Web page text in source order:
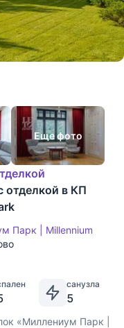
Еще фото
в КП
Парк | Millennium
санузла
5
«Миллениум Парк |